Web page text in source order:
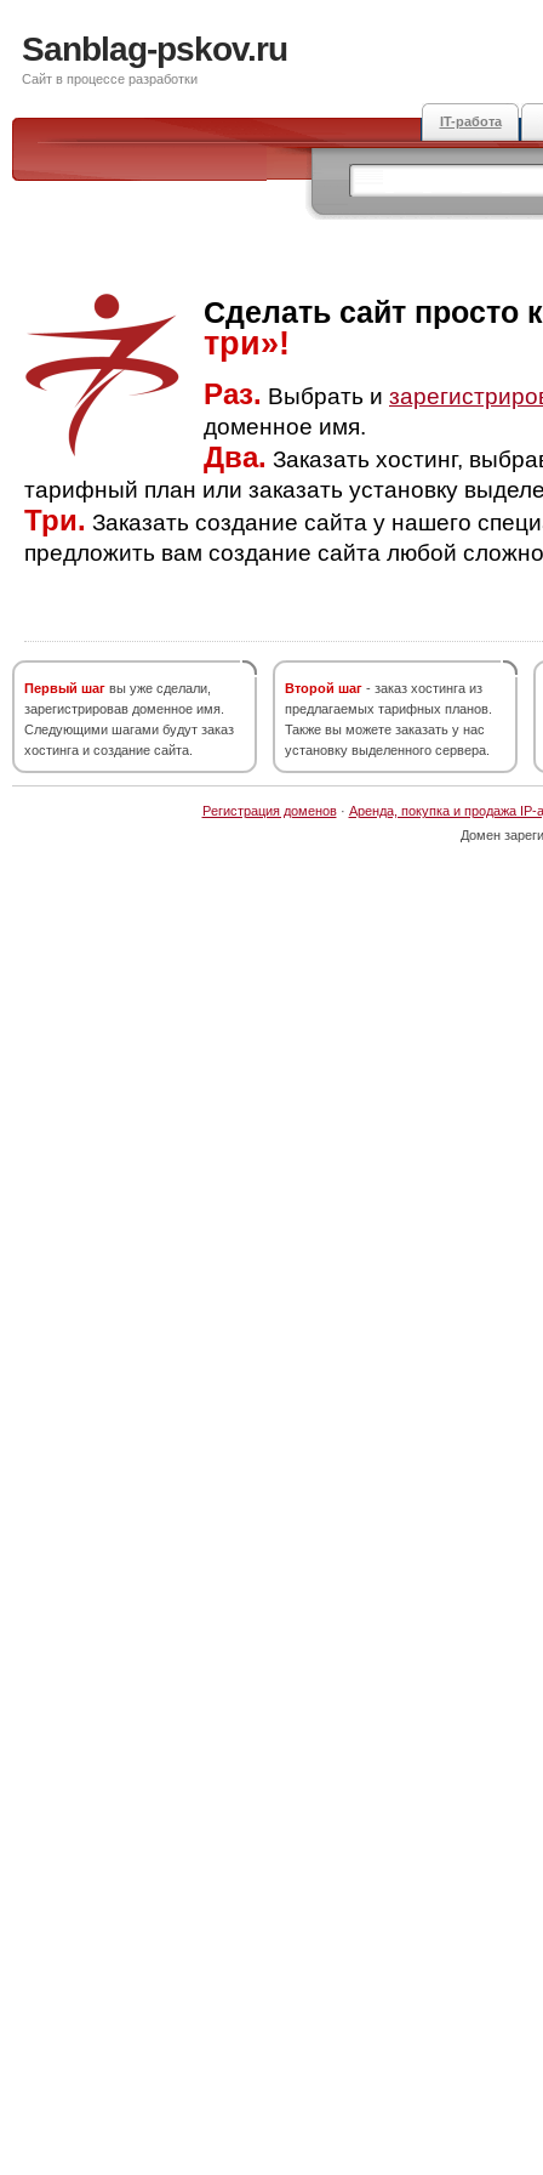
Sanblag-pskov.ru
Сайт в процессе разработки
IT-работа
Сделать сайт просто
три»!
Раз. Выбрать и
доменное имя.
Два. Заказать хостинг,
тарифный план или заказать установку
Три. Заказать создание сайта у нашего
предложить вам создание сайта любой
Первый шаг вы уже сделали,
зарегистрировав доменное имя.
Следующими шагами будут заказ
хостинга и создание сайта.
Второй шаг - заказ хостинга из
предлагаемых тарифных планов.
Также вы можете заказать у нас
установку выделенного сервера.
Регистрация доменов· Аренда, покупка и продажа IP-
Домен